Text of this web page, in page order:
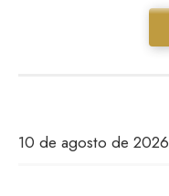
10 de agosto de 2026